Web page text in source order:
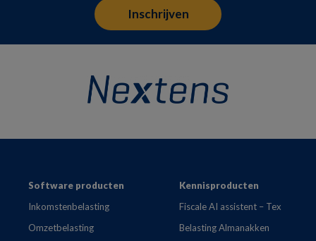
FooterSoftware producten
Inkomstenbelasting
Omzetbelasting
Kennisproducten
Fiscale AI assistent – Tex
Belasting Almanakken